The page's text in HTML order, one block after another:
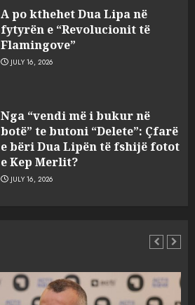
A po kthehet Dua Lipa në
fytyrën e “Revolucionit të
Flamingove”
JULY 16, 2026
Nga “vendi më i bukur në
botë” te butoni “Delete”: Çfarë
e bëri Dua Lipën të fshijë fotot
e Kep Merlit?
JULY 16, 2026
pas fundosjes anija e rrallë
gjermane e Luftës së Dytë
Botërore
AUGUST 6, 2026
ekstradimin e Ermal Beqirit
AUGUST 6, 2026